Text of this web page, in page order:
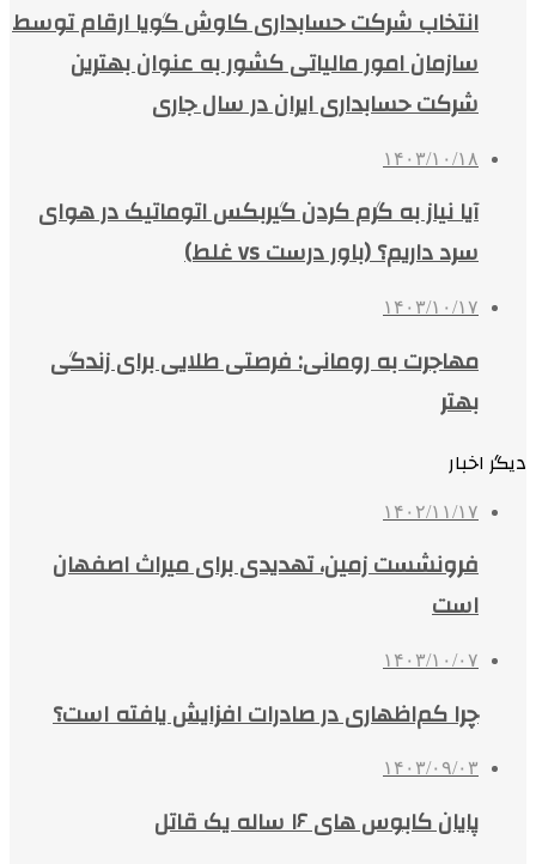
انتخاب شرکت حسابداری کاوش گویا ارقام توسط
سازمان امور مالیاتی کشور به عنوان بهترین
شرکت حسابداری ایران در سال جاری
۱۴۰۳/۱۰/۱۸
آیا نیاز به گرم کردن گیربکس اتوماتیک در هوای
سرد داریم؟ (باور درست vs غلط)
۱۴۰۳/۱۰/۱۷
مهاجرت به رومانی: فرصتی طلایی برای زندگی
بهتر
دیگر اخبار
۱۴۰۲/۱۱/۱۷
فرونشست‌ زمین، تهدیدی برای میراث اصفهان
است
۱۴۰۳/۱۰/۰۷
چرا کم‌اظهاری در صادرات افزایش یافته است؟
۱۴۰۳/۰۹/۰۳
پایان کابوس های ۱۶ ساله یک قاتل